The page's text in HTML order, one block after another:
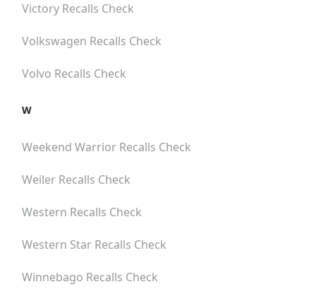
Victory Recalls Check
Volkswagen Recalls Check
Volvo Recalls Check
W
Weekend Warrior Recalls Check
Weiler Recalls Check
Western Recalls Check
Western Star Recalls Check
Winnebago Recalls Check